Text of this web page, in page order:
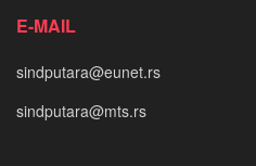
E-MAIL
sindputara@eunet.rs
sindputara@mts.rs